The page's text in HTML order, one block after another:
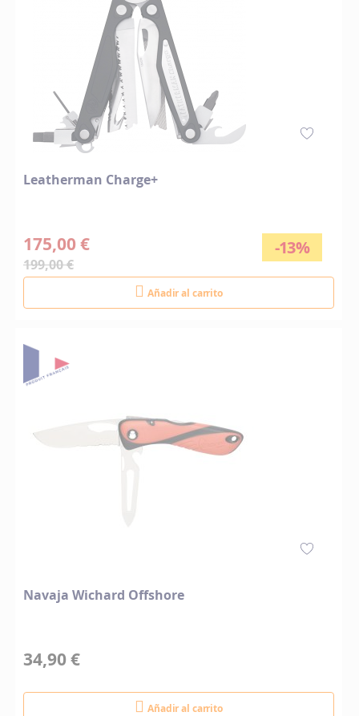
Leatherman Charge+
-13%
175,00 €
199,00 €
Añadir al carrito
Navaja Wichard Offshore
34,90 €
Añadir al carrito